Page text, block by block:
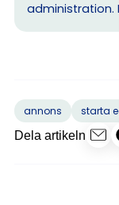
administration.
annons starta
Dela artikeln